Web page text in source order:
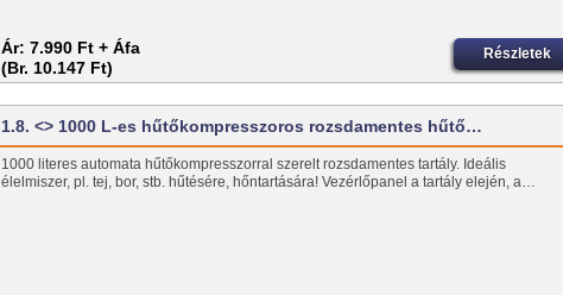
Ár: 7.990 Ft + Áfa
(Br. 10.147 Ft)
Részletek
1.8. <> 1000 L-es hűtőkompresszoros rozsdamentes hűtő…
1000 literes automata hűtőkompresszorral szerelt rozsdamentes tartály. Ideális
élelmiszer, pl. tej, bor, stb. hűtésére, hőntartására! Vezérlőpanel a tartály elején, a…